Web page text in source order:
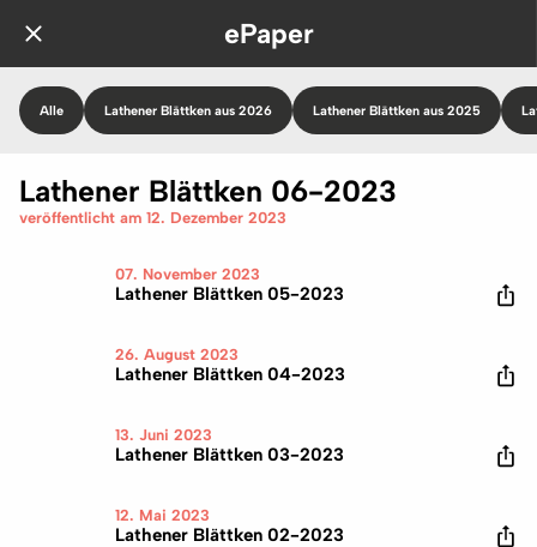
ePaper
Alle Lathener Blättken aus 2026 Lathener Blättken aus 2025
Lathener Blättken 06-2023
veröffentlicht am 12. Dezember 2023
07. November 2023
Lathener Blättken 05-2023
26. August 2023
Lathener Blättken 04-2023
13. Juni 2023
Lathener Blättken 03-2023
12. Mai 2023
Lathener Blättken 02-2023